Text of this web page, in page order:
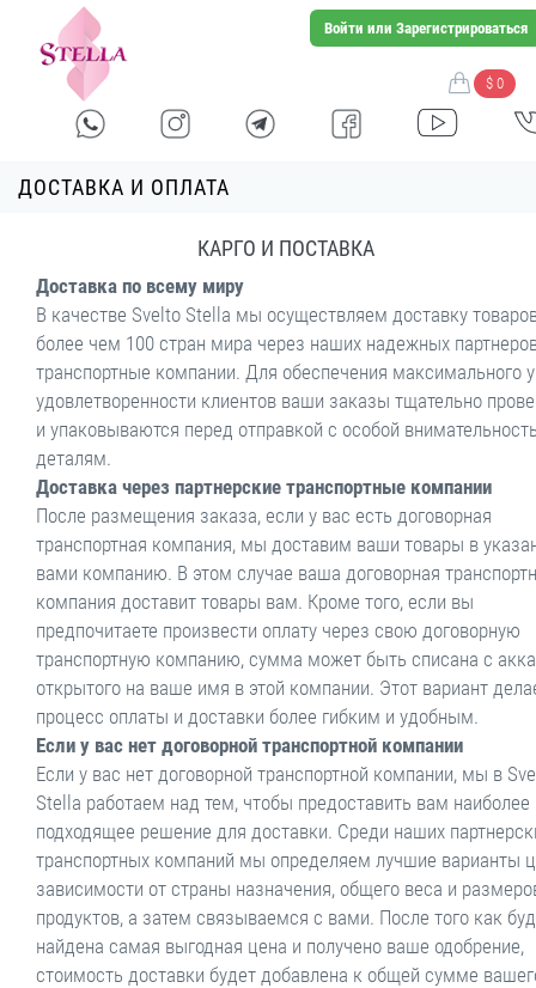
Войти или Зарегистрироваться
$ 0
ДОСТАВКА И ОПЛАТА
КАРГО И ПОСТАВКА
Доставка по всему миру
В качестве Svelto Stella мы осуществляем доставку
более чем 100 стран мира через наших надежных
транспортные компании. Для обеспечения максимального
удовлетворенности клиентов ваши заказы тщательно
и упаковываются перед отправкой с особой
деталям.
Доставка через партнерские транспортные компании
После размещения заказа, если у вас есть договорная
транспортная компания, мы доставим ваши товары в
вами компанию. В этом случае ваша договорная
компания доставит товары вам. Кроме того, если вы
предпочитаете произвести оплату через свою договорную
транспортную компанию, сумма может быть списана с
открытого на ваше имя в этой компании. Этот вариант
процесс оплаты и доставки более гибким и удобным.
Если у вас нет договорной транспортной компании
Если у вас нет договорной транспортной компании, мы в
Stella работаем над тем, чтобы предоставить вам наиболее
подходящее решение для доставки. Среди наших
транспортных компаний мы определяем лучшие варианты
зависимости от страны назначения, общего веса и
продуктов, а затем связываемся с вами. После того как
найдена самая выгодная цена и получено ваше одобрение,
стоимость доставки будет добавлена к общей сумме